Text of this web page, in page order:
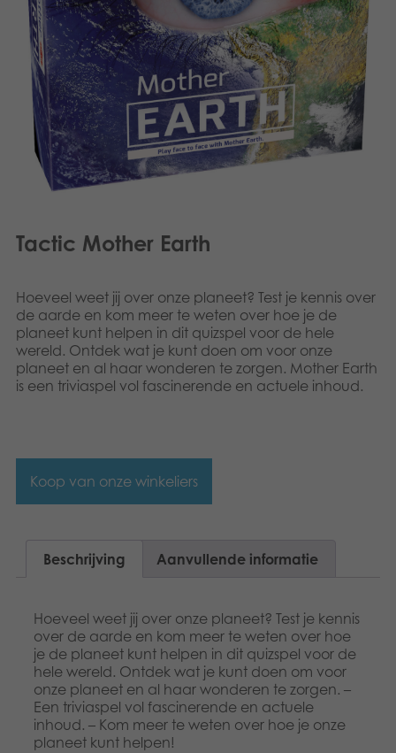
Speelgoed
Boeken
Apps
Gearchiveerde producten
Tactic Mother Earth
Hoeveel weet jij over onze planeet? Test je kennis over
de aarde en kom meer te weten over hoe je de
planeet kunt helpen in dit quizspel voor de hele
wereld. Ontdek wat je kunt doen om voor onze
planeet en al haar wonderen te zorgen. Mother Earth
is een triviaspel vol fascinerende en actuele inhoud.
Koop van onze winkeliers
Beschrijving Aanvullende informatie
Hoeveel weet jij over onze planeet? Test je kennis
over de aarde en kom meer te weten over hoe
je de planeet kunt helpen in dit quizspel voor de
hele wereld. Ontdek wat je kunt doen om voor
onze planeet en al haar wonderen te zorgen. –
Een triviaspel vol fascinerende en actuele
inhoud. – Kom meer te weten over hoe je onze
planeet kunt helpen!